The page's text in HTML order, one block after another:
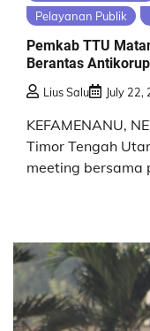
Pelayanan Publik
Pemkab TTU
Berantas
Lius Salu July 22,
KEFAMENANU,
Timor Tengah
meeting bersama